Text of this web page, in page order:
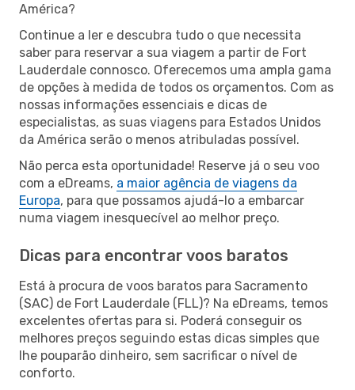
América?
Continue a ler e descubra tudo o que necessita
saber para reservar a sua viagem a partir de Fort
Lauderdale connosco. Oferecemos uma ampla gama
de opções à medida de todos os orçamentos. Com as
nossas informações essenciais e dicas de
especialistas, as suas viagens para Estados Unidos
da América serão o menos atribuladas possível.
Não perca esta oportunidade! Reserve já o seu voo
com a eDreams, a maior agência de viagens da
Europa, para que possamos ajudá-lo a embarcar
numa viagem inesquecível ao melhor preço.
Dicas para encontrar voos baratos
Está à procura de voos baratos para Sacramento
(SAC) de Fort Lauderdale (FLL)? Na eDreams, temos
excelentes ofertas para si. Poderá conseguir os
melhores preços seguindo estas dicas simples que
lhe pouparão dinheiro, sem sacrificar o nível de
conforto.